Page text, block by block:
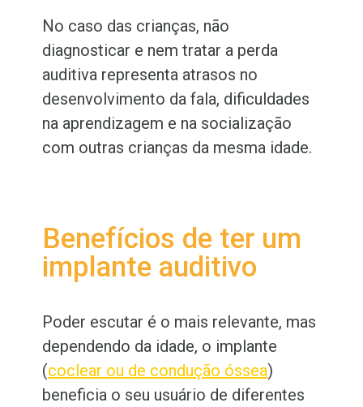
No caso das crianças, não
diagnosticar e nem tratar a perda
auditiva representa atrasos no
desenvolvimento da fala, dificuldades
na aprendizagem e na socialização
com outras crianças da mesma idade.
Benefícios de ter um
implante auditivo
Poder escutar é o mais relevante, mas
dependendo da idade, o implante
(coclear ou de condução óssea)
beneficia o seu usuário de diferentes